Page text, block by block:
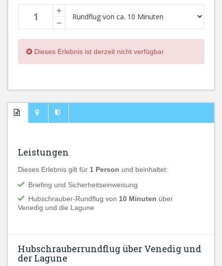
+
−
Dieses Erlebnis ist derzeit nicht verfügbar
Leistungen
Dieses Erlebnis gilt für 1 Person und beinhaltet:
Briefing und Sicherheitseinweisung
Hubschrauber-Rundflug von 10 Minuten über
Venedig und die Lagune
Hubschrauberrundflug über Venedig und
der Lagune